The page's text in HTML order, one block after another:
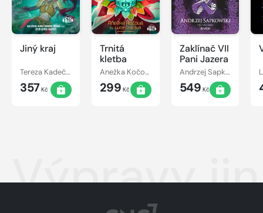
Jiný kraj
Tereza Kadečková, Tereza Matoušková
357Kč
Trnitá
kletba
Anežka Kočová
299 Kč
Zaklínač VII
Pani Jazera
Andrzej Sapkowski
549 Kč
Výpravy